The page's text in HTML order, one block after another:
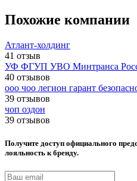
Похожие компании
Атлант-холдинг
41 отзыв
УФ ФГУП УВО Минтранса
40 отзывов
ооо чоо легион гарант
39 отзывов
чоп оздон
39 отзывов
Получите доступ официального
лояльность к бренду.